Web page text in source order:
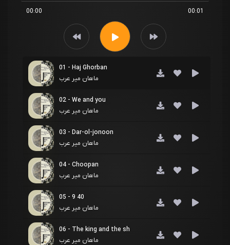
00:00 00:01
01 - Haj Ghorban
ماهان میر عرب
02 - We and you
ماهان میر عرب
03 - Dar-ol-jonoon
ماهان میر عرب
04 - Choopan
ماهان میر عرب
05 - 9 40
ماهان میر عرب
06 - The king and the sh
ماهان میر عرب